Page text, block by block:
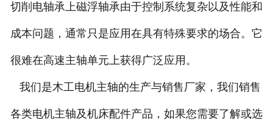
切削电轴承上磁浮轴承由于控制系统复杂以及性能和
成本问题，通常只是应用在具有特殊要求的场合。它
很难在高速主轴单元上获得广泛应用。
我们是木工电机主轴的生产与销售厂家，我们销售
各类电机主轴及机床配件产品，如果您需要了解或选